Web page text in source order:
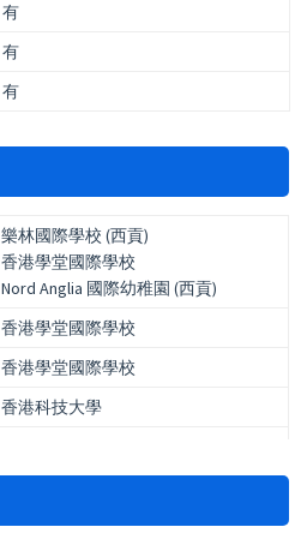
有
有
有
樂林國際學校 (西貢)
香港學堂國際學校
Nord Anglia 國際幼稚園 (西貢)
香港學堂國際學校
香港學堂國際學校
香港科技大學